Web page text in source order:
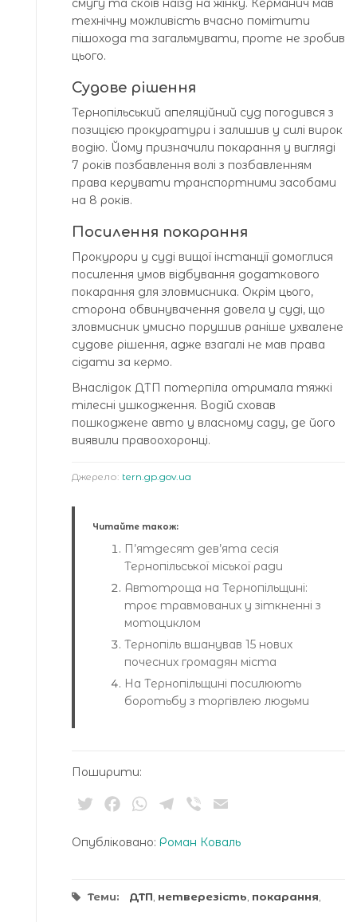
смугу та скоїв наїзд на жінку. Керманич мав
технічну можливість вчасно помітити
пішохода та загальмувати, проте не зробив
цього.
Судове рішення
Тернопільський апеляційний суд погодився з
позицією прокуратури і залишив у силі вирок
водію. Йому призначили покарання у вигляді
7 років позбавлення волі з позбавленням
права керувати транспортними засобами
на 8 років.
Посилення покарання
Прокурори у суді вищої інстанції домоглися
посилення умов відбування додаткового
покарання для зловмисника. Окрім цього,
сторона обвинувачення довела у суді, що
зловмисник умисно порушив раніше ухвалене
судове рішення, адже взагалі не мав права
сідати за кермо.
Внаслідок ДТП потерпіла отримала тяжкі
тілесні ушкодження. Водій сховав
пошкоджене авто у власному саду, де його
виявили правоохоронці.
Джерело: tern.gp.gov.ua
Читайте також:
П’ятдесят дев’ята сесія
Тернопільської міської ради
Автотроща на Тернопільщині:
троє травмованих у зіткненні з
мотоциклом
Тернопіль вшанував 15 нових
почесних громадян міста
На Тернопільщині посилюють
боротьбу з торгівлею людьми
Поширити:
TwitterFacebookWhatsApp
Telegram
Viber
Опубліковано: Роман Коваль
Теми: ДТП нетверезість покарання